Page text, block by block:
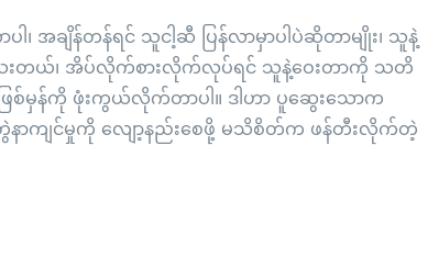
၊ အချိန်တန်ရင် သူငါ့ဆီ ပြန်လာမှာပါပဲဆိုတာမျိုး၊ သူနဲ့
သေးတယ်၊ အိပ်လိုက်စားလိုက်လုပ်ရင် သူနဲ့ဝေးတာကို သတိ
စ်မှန်ကို ဖုံးကွယ်လိုက်တာပါ။ ဒါဟာ ပူဆွေးသောက
နာကျင်မှုကို လျော့နည်းစေဖို့ မသိစိတ်က ဖန်တီးလိုက်တဲ့